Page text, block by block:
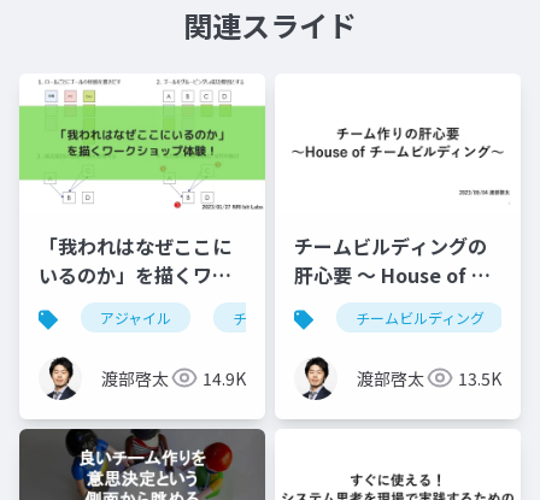
関連スライド
「我われはなぜここに
いるのか」を描くワー
クショップ体験！
アジャイル チームビルディング
渡部啓太 14.9K
チームビルディングの
肝心要 〜 House of チ
ームビルディング 〜
チームビルディング
渡部啓太 13.5K